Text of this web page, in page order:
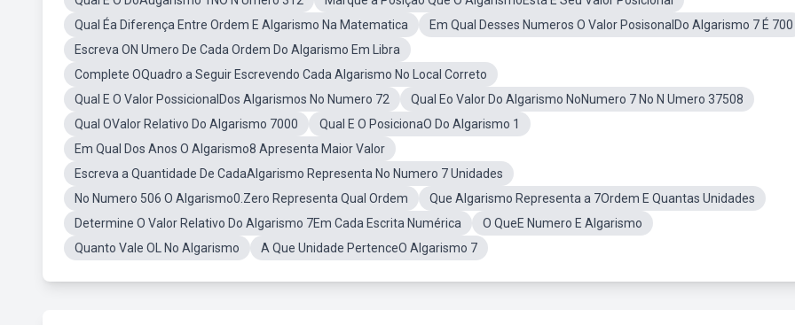
Qual Éa Diferença Entre Ordem E Algarismo Na Matematica
Em Qual Desses Numeros O Valor PosisonalDo Algarismo 7 É 700
Escreva ON Umero De Cada Ordem Do Algarismo Em Libra
Complete OQuadro a Seguir Escrevendo Cada Algarismo No Local Correto
Qual E O Valor PossicionalDos Algarismos No Numero 72
Qual Eo Valor Do Algarismo NoNumero 7 No N Umero 37508
Qual OValor Relativo Do Algarismo 7000
Qual E O PosicionaO Do Algarismo 1
Em Qual Dos Anos O Algarismo8 Apresenta Maior Valor
Escreva a Quantidade De CadaAlgarismo Representa No Numero 7 Unidades
No Numero 506 O Algarismo0.Zero Representa Qual Ordem
Que Algarismo Representa a 7Ordem E Quantas Unidades
Determine O Valor Relativo Do Algarismo 7Em Cada Escrita Numérica
O QueE Numero E Algarismo
Quanto Vale OL No Algarismo
A Que Unidade PertenceO Algarismo 7